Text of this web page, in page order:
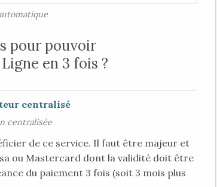
pour pouvoir
en 3 fois ?
centralisée
de ce service. Il faut être majeur et
ou Mastercard dont la validité doit être
du paiement 3 fois (soit 3 mois plus